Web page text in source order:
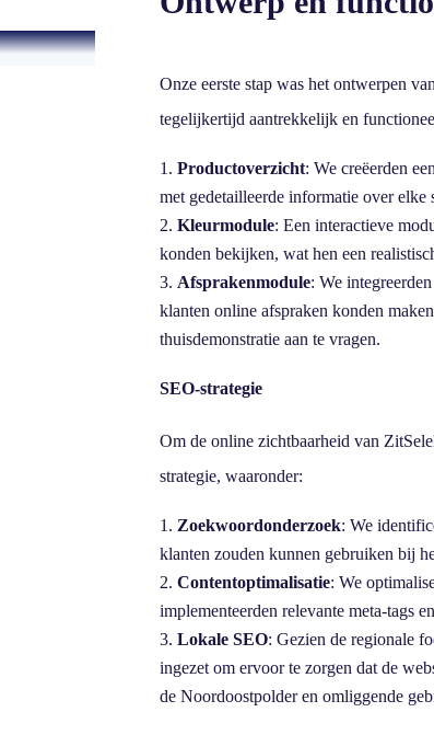
Onze eerste stap was het ontwerpen
tegelijkertijd aantrekkelijk en
Productoverzicht: We creëerden
met gedetailleerde informatie over
Kleurmodule: Een interactieve
konden bekijken, wat hen een
Afsprakenmodule: We
klanten online afspraken konden
thuisdemonstratie aan te vragen.
SEO-strategie
Om de online zichtbaarheid van
strategie, waaronder:
Zoekwoordonderzoek: We
klanten zouden kunnen gebruiken bij
Contentoptimalisatie: We
implementeerden relevante meta-tags
Lokale SEO: Gezien de regionale
ingezet om ervoor te zorgen dat de
de Noordoostpolder en omliggende